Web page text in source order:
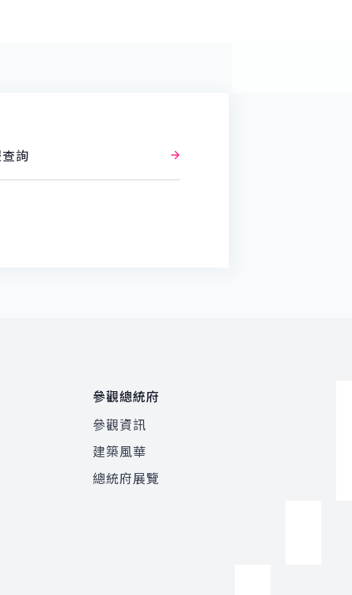
詢
參觀總統府
參觀資訊
建築風華
總統府展覽